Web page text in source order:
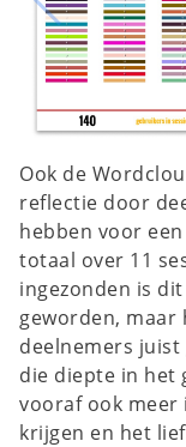
Ook de
reflectie door
hebben voor
totaal over 11
ingezonden is
geworden, maar
deelnemers
die diepte in het
vooraf ook
krijgen en het